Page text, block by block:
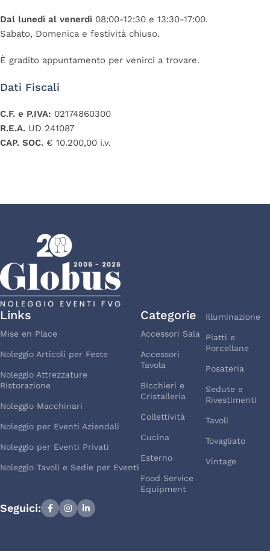
Dal lunedì al venerdì 08:00-12:30 e 13:30-17:00.
Sabato, Domenica e festività chiuso.
È gradito appuntamento per venirci a trovare.
Dati Fiscali
C.F. e P.IVA: 02174860300
R.E.A. UD 241087
CAP. SOC. € 10.200,00 i.v.
Links
Mise en Place
Noleggio Articoli per Feste
Noleggio Attrezzature
Ristorazione
Noleggio Macchinari
Noleggio per Eventi Aziendali
Noleggio per Eventi Privati
Noleggio Tavoli e Sedie per Eventi
Categorie
Accessori Sala
Accessori
Tavola
Bicchieri e
Cristalleria
Collettività
Cucina
Esterno
Food Service
Equipment
Illuminazione
Piatti e
Porcellane
Posateria
Sedute e
Rivestimenti
Tavoli
Tovagliato
Vintage
Seguici: